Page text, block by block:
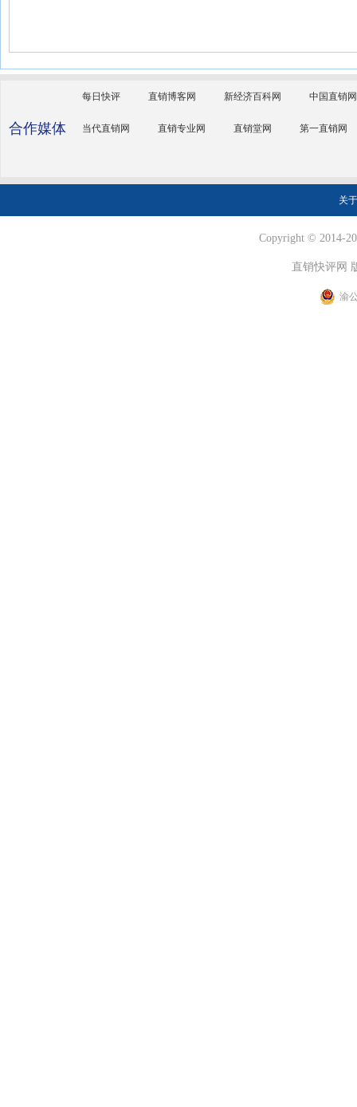
合作媒体
每日快评 直销博客网 新经济百科网 中国直销网
当代直销网 直销专业网 直销堂网 第一直销网
关
Copyright © 2014-
直销快评网
渝